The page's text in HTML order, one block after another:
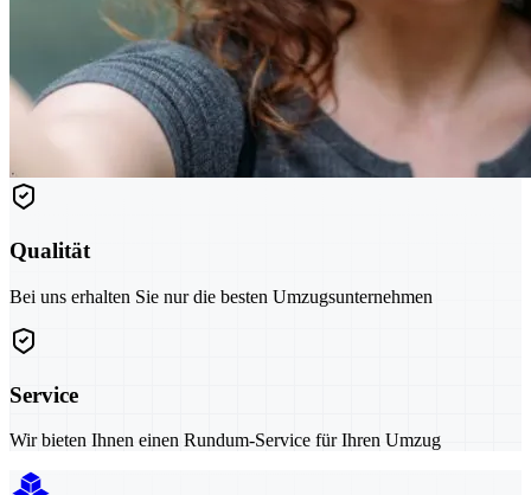
Qualität
Bei uns erhalten Sie nur die besten Umzugsunternehmen
Service
Wir bieten Ihnen einen Rundum-Service für Ihren Umzug